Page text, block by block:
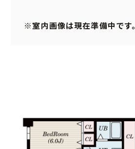
※室内画像は現在準備中です。